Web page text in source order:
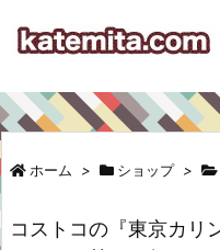
ホーム > ショップ >
コストコの『東京カリ